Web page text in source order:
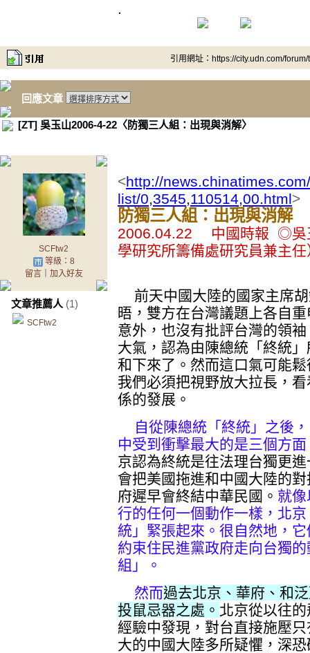
.
引用網址：https://city.udn.com/
回應文章
[ZT] 吳玉山2006-4-22〈防獨三人組：出現與消解〉
SCFtw2
等級：8
留言｜ 加入好友
文章推薦人 (1)
SCFtw2
<http://
list/0,3545,110514,00.html>
防獨三人組：出現與消解
2006.04.22 中國時報 ◎吳
學研究所籌備處研究員兼主任
前天中國大陸的國家主席
晤，雙方在台灣議題上各自
意外，也沒有批評台灣的領
大氣，認為由陳總統「終統
和下來了。然而這口氣可能
我們必須把視野放大拉長，
係的發展。
自從陳總統「終統」之後
中受到衝擊最大的是三個方
京認為終統是往法理台獨更
會把美國拖進和中國大陸的
府遲早會終結中華民國。 就
行的任何一個動作一樣，北
統」緊張起來。很自然地，
約束住民進黨政府走向台獨
組」。
然而過去北京、華府、和
投鼠忌器之處。 北京從以往
經驗中發現，對台直接施壓
大的中國大陸多所疑懼，深